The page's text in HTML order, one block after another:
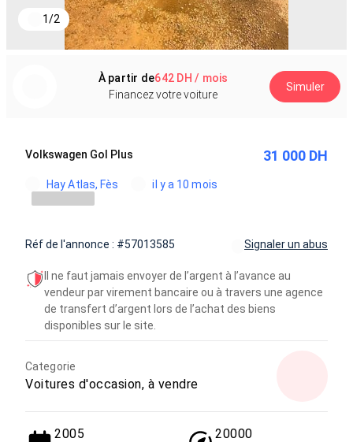
1/2
À partir de642 DH / mois
Financez votre voiture
Simuler
Volkswagen Gol Plus 31 000 DH
Hay Atlas, Fès il y a 10 mois
Réf de l'annonce : #57013585 Signaler un abus
Il ne faut jamais envoyer de l’argent à l’avance au
vendeur par virement bancaire ou à travers une agence
de transfert d’argent lors de l’achat des biens
disponibles sur le site.
Categorie
Voitures d'occasion, à vendre
2005 20000